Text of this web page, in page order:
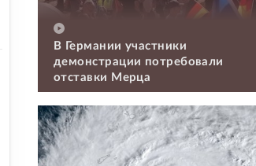
В Германии участники
демонстрации потребовали
отставки Мерца